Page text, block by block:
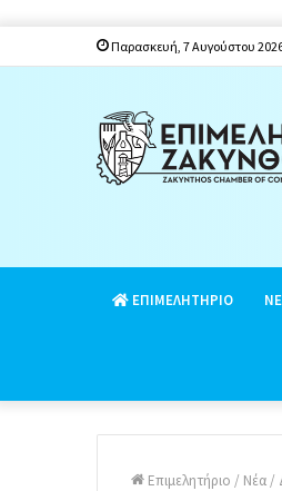
Παρασκευή, 7 Αυγούστου
EΠΙΜΕΛΗΤΗΡΙΟ
Επιμελητήριο / Νέα /